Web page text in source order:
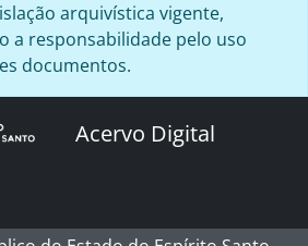
arquivística vigente,
a responsabilidade pelo uso
documentos.
Acervo Digital